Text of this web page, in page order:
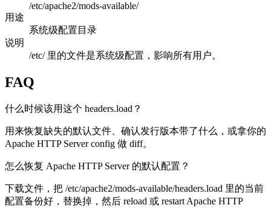
/etc/apache2/mods-available/
用途
系统级配置目录
说明
/etc/ 里的文件是系统级配置，影响所有用户。
FAQ
什么时候该用这个 headers.load？
用来恢复缺失的默认文件、确认发行版本带了什么，或拿你的
Apache HTTP Server config 做 diff。
怎么恢复 Apache HTTP Server 的默认配置？
下载文件，把 /etc/apache2/mods-available/headers.load 里的当前
配置备份好，替换掉，然后 reload 或 restart Apache HTTP